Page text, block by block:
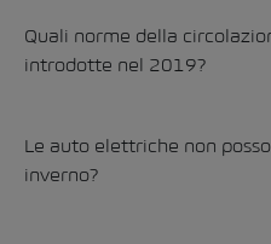
Quali norme della
introdotte nel 2019?
Le auto elettriche non
inverno?